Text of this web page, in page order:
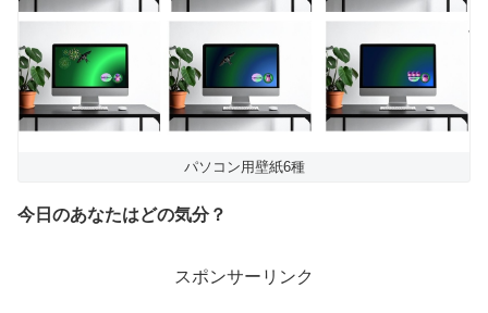
パソコン用壁紙6種
今日のあなたはどの気分？
スポンサーリンク